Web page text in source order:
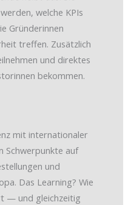
welche KPIs
Gründerinnen
treffen. Zusätzlich
und direktes
bekommen.
mit internationaler
Schwerpunkte auf
und
Das Learning? Wie
— und gleichzeitig